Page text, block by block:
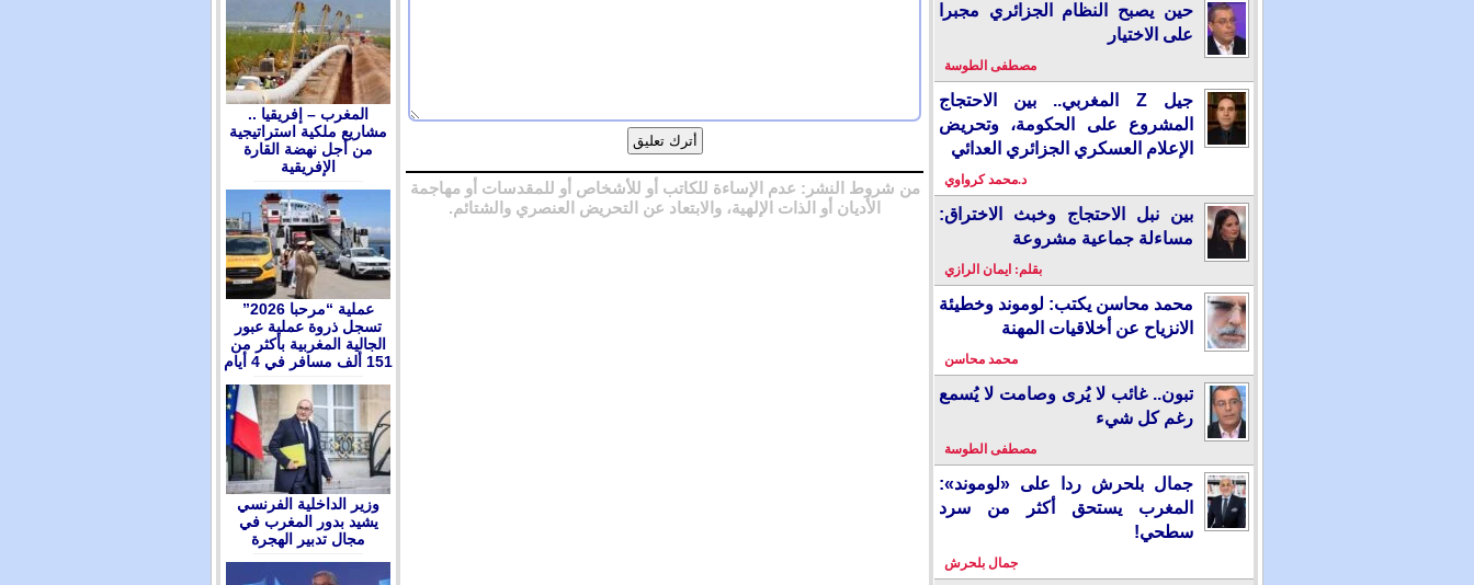
حين يصبح النظام الجزائري مجبرا
على الاختيار
مصطفى الطوسة
جيل Z المغربي.. بين الاحتجاج
المشروع على الحكومة، وتحريض
الإعلام العسكري الجزائري العدائي
د.محمد كرواوي
بين نبل الاحتجاج وخبث الاختراق:
مساءلة جماعية مشروعة
بقلم: ايمان الرازي
محمد محاسن يكتب: لوموند وخطيئة
الانزياح عن أخلاقيات المهنة
محمد محاسن
تبون.. غائب لا يُرى وصامت لا يُسمع
رغم كل شيء
مصطفى الطوسة
جمال بلحرش ردا على «لوموند»:
المغرب يستحق أكثر من سرد
سطحي!
جمال بلحرش
من شروط النشر: عدم الإساءة للكاتب أو للأشخاص أو للمقدسات أو مهاجمة
الأديان أو الذات الإلهية، والابتعاد عن التحريض العنصري والشتائم.
المغرب – إفريقيا ..
مشاريع ملكية استراتيجية
من أجل نهضة القارة
الإفريقية
عملية “مرحبا 2026”
تسجل ذروة عملية عبور
الجالية المغربية بأكثر من
151 ألف مسافر في 4 أيام
وزير الداخلية الفرنسي
يشيد بدور المغرب في
مجال تدبير الهجرة